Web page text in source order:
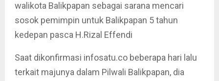
walikota Balikpapan sebagai sarana mencari
sosok pemimpin untuk Balikpapan 5 tahun
kedepan pasca H.Rizal Effendi
Saat dikonfirmasi infosatu.co beberapa hari lalu
terkait majunya dalam Pilwali Balikpapan, dia